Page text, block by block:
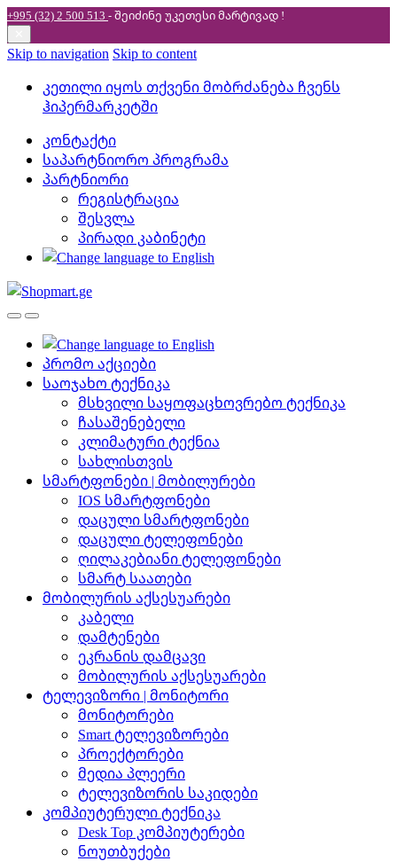
+995 (32) 2 500 513 - შეიძინე უკეთესიმარტივად !
Skip to navigation Skip to content
კეთილი იყოს თქვენი მობრძანება ჩვენს
ჰიპერმარკეტში
კონტაქტი
საპარტნიორო პროგრამა
პარტნიორი
რეგისტრაცია
შესვლა
პირადი კაბინეტი
პრომო აქციები
საოჯახო ტექნიკა
მსხვილი საყოფაცხოვრებო ტექნიკა
ჩასაშენებელი
კლიმატური ტექნია
სახლისთვის
სმარტფონები | მობილურები
IOS სმარტფონები
დაცული სმარტფონები
დაცული ტელეფონები
ღილაკებიანი ტელეფონები
სმარტ საათები
მობილურის აქსესუარები
კაბელი
დამტენები
ეკრანის დამცავი
მობილურის აქსესუარები
ტელევიზორი | მონიტორი
მონიტორები
Smart ტელევიზორები
პროექტორები
მედია პლეერი
ტელევიზორის საკიდები
კომპიუტერული ტექნიკა
Desk Top კომპიუტერები
ნოუთბუქები